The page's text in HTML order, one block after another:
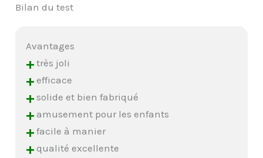
Bilan du test
Avantages
+ très joli
+ efficace
+ solide et bien fabriqué
+ amusement pour les enfants
+ facile à manier
+ qualité excellente